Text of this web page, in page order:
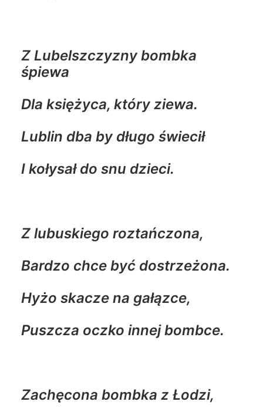
Z Lubelszczyzny bombka
śpiewa
Dla księżyca, który ziewa.
Lublin dba by długo świecił
I kołysał do snu dzieci.
Z lubuskiego roztańczona,
Bardzo chce być dostrzeżona.
Hyżo skacze na gałązce,
Puszcza oczko innej bombce.
Zachęcona bombka z Łodzi,